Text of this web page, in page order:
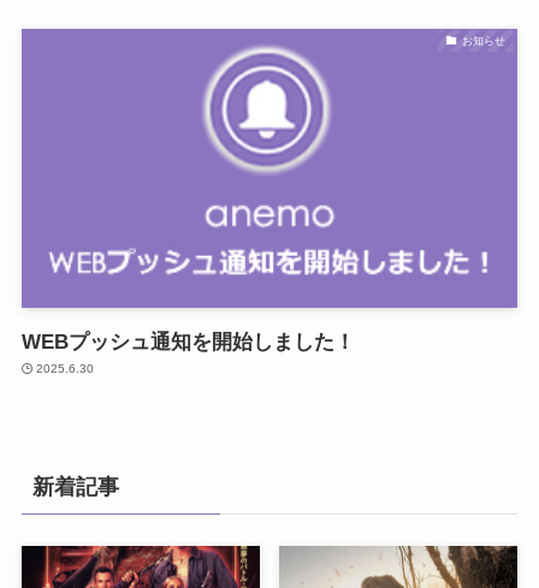
お知らせ
WEBプッシュ通知を開始しました！
2025.6.30
新着記事